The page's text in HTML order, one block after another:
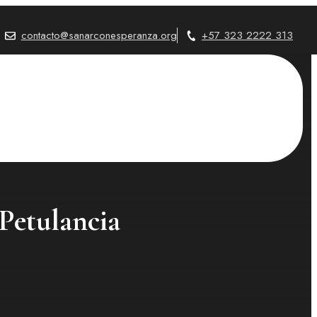
contacto@sanarconesperanza.org +57 323 2222 313